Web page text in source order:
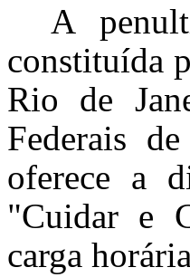
A
constituída
Rio de
Federais
oferece a
"Cuidar e
carga